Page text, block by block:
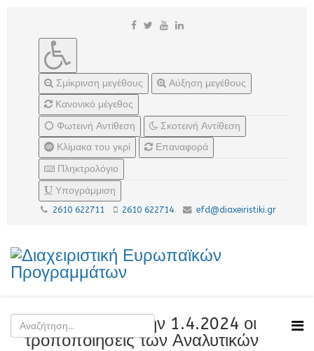
Σμίκρινση μεγέθους
Αύξηση μεγέθους
Κανονικό μέγεθος
Φωτεινή Αντίθεση
Σκοτεινή Αντίθεση
Κλίμακα του γκρί
Επαναφορά
Πληκτρολόγιο
Υπογράμμιση
2610 622711 2610 622714 efd@diaxeiristiki.gr
Δημοσιεύτηκαν την 1.4.2024 οι
τροποποιήσεις των Αναλυτικών